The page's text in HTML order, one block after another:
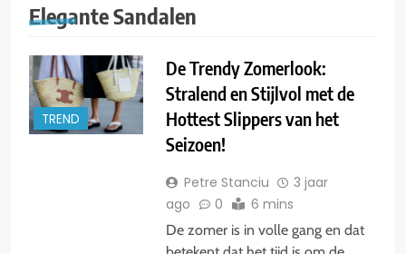
Elegante Sandalen
TREND
De Trendy Zomerlook:
Stralend en Stijlvol met de
Hottest Slippers van het
Seizoen!
Petre Stanciu
3 jaar
ago
0 6 mins
De zomer is in volle gang en dat